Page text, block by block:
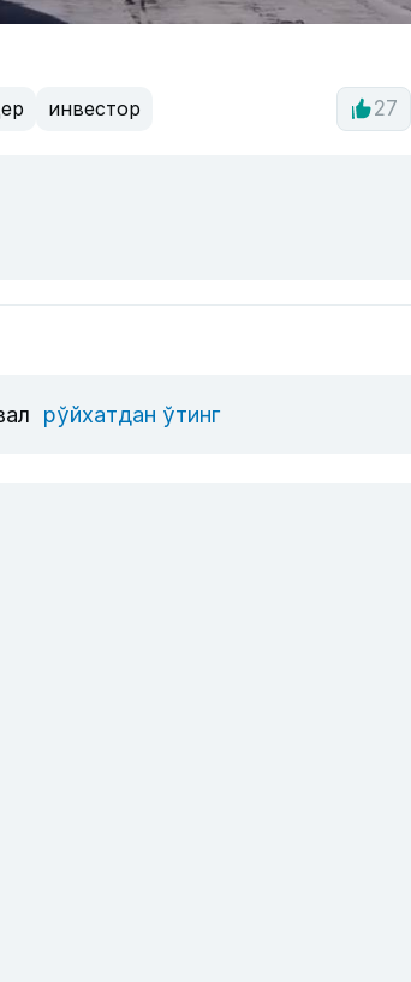
инвестор 27
рўйхатдан ўтинг